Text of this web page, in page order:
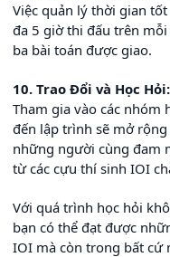
Việc quản lý thời gian
đa 5 giờ thi đấu trên
ba bài toán được giao.
10. Trao Đổi và Học Hỏi:
Tham gia vào các nhóm
đến lập trình sẽ mở
những người cùng đam
từ các cựu thí sinh IOI
Với quá trình học hỏi
bạn có thể đạt được
IOI mà còn trong bất cứ